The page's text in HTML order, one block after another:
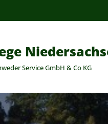
Service GmbH & Co KG